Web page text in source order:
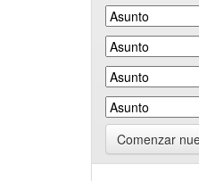
Comenzar